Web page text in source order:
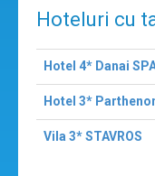
Hoteluri cu
Hotel 4* Danai
Hotel 3*
Vila 3* STAVROS